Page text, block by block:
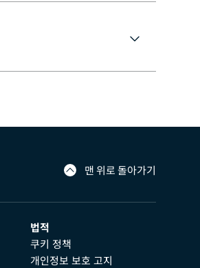
맨 위로 돌아가기
법적
쿠키 정책
개인정보 보호 고지